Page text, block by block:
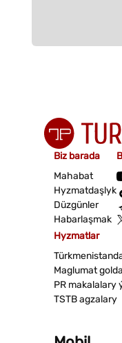
Biz barada
Mahabat
Hyzmatdaşlyk
Düzgünler
Habarlaşmak
Hyzmatlar
Maglumat
PR makalalary
TSTB agzalary